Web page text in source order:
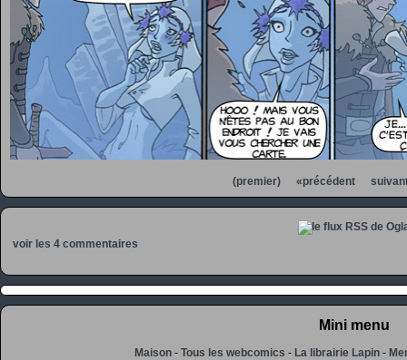
(premier) «précédent
voir les 4 commentaires
Mini menu
Maison -Tous les webcomics -La librairie Lapin -